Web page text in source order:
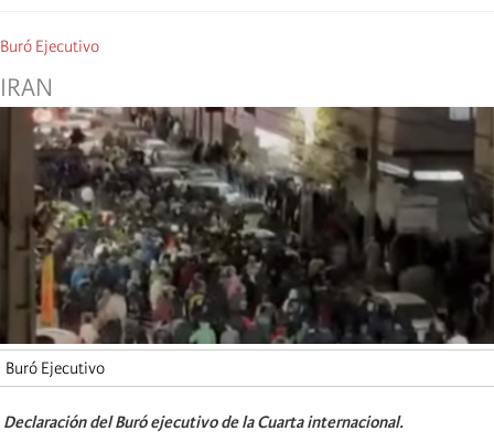
Buró Ejecutivo
IRAN
Buró Ejecutivo
Declaración del Buró ejecutivo de la Cuarta internacional.